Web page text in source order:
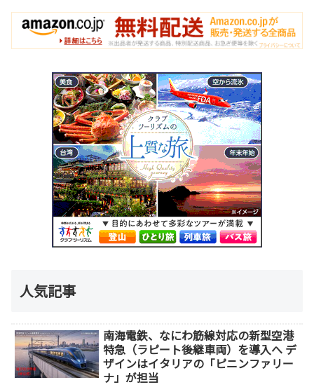
人気記事
南海電鉄、なにわ筋線対応の新型空港
特急（ラピート後継車両）を導入へ デ
ザインはイタリアの「ピニンファリー
ナ」が担当